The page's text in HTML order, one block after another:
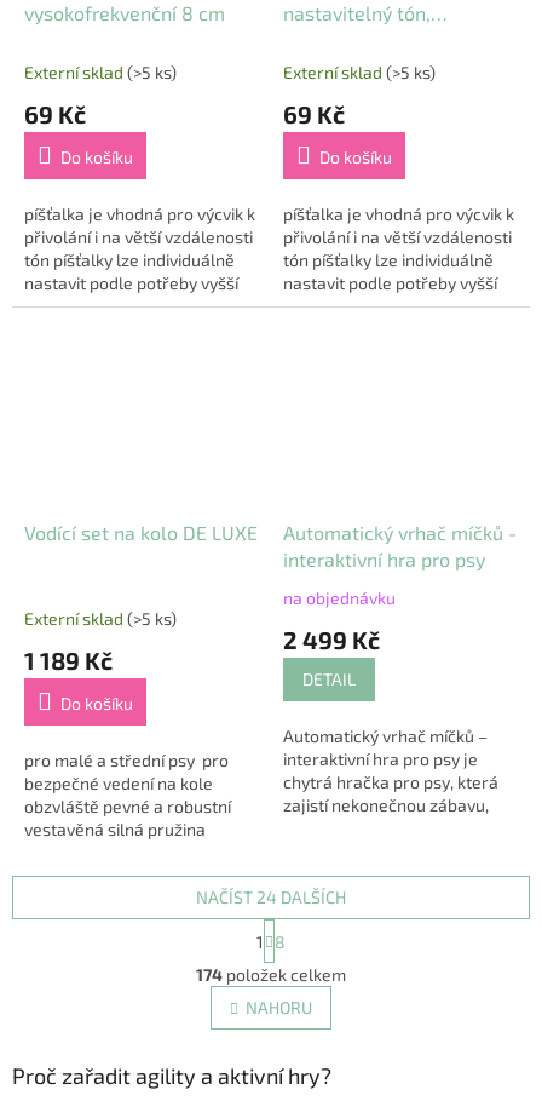
vysokofrekvenční 8 cm
Externí sklad (>5 ks)
69 Kč
Do košíku
píšťalka je vhodná pro výcvik k
přivolání i na větší vzdálenosti
tón píšťalky lze individuálně
nastavit podle potřeby vyšší
tón je určený k přivolání na
nastavitelný tón,
Externí sklad (>5 ks)
69 Kč
Do košíku
píšťalka je vhodná pro výcvik k
přivolání i na větší vzdálenosti
tón píšťalky lze individuálně
nastavit podle potřeby vyšší
tón je určený k přivolání na
Vodící set na kolo DE LUXE
Externí sklad (>5 ks)
1 189 Kč
Do košíku
pro malé a střední psy pro
bezpečné vedení na kole
obzvláště pevné a robustní
vestavěná silná pružina
bezpečnostní zařízení se
Automatický vrhač míčků -
interaktivní hra pro psy
Průměrné
produktu
5
hvězdiček.
na objednávku
2 499 Kč
DETAIL
Automatický vrhač míčků –
interaktivní hra pro psy je
chytrá hračka pro psy, která
zajistí nekonečnou zábavu,
automatický...
O
v
l
á
a
NAČÍST 24 DALŠÍCH
t
r
á
n
k
v
1
8
174 položek celkem
NAHORU
Proč zařadit agility a aktivní hry?